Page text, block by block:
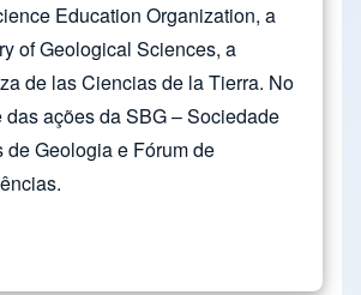
Education Organization, a
of Geological Sciences, a
de las Ciencias de la Tierra. No
ações da SBG – Sociedade
Geologia e Fórum de